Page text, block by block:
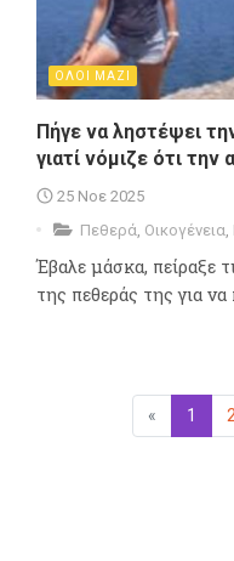
ΟΛΟΙ ΜΑΖΙ
Πήγε να ληστέψει
γιατί νόμιζε ότι την
25 Νοε 2025
Πεθερά Οικογένεια
Έβαλε μάσκα, πείραξε
της πεθεράς της για να
« 1 2